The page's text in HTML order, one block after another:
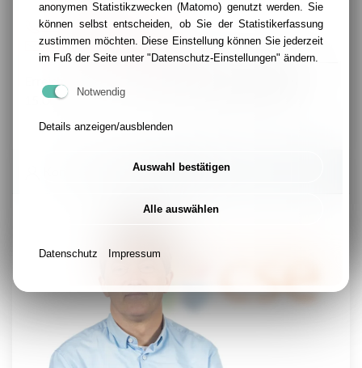
0163 3750825
markus.heijenga@cse.ruhr
15:00h
Kontakt Ansprechpartner/-in
anonymen Statistikzwecken (Matomo) genutzt werden. Sie
können selbst entscheiden, ob Sie der Statistikerfassung
zustimmen möchten. Diese Einstellung können Sie jederzeit
im Fuß der Seite unter "Datenschutz-Einstellungen" ändern.
Notwendig
Details anzeigen/ausblenden
Auswahl bestätigen
Alle auswählen
Datenschutz Impressum